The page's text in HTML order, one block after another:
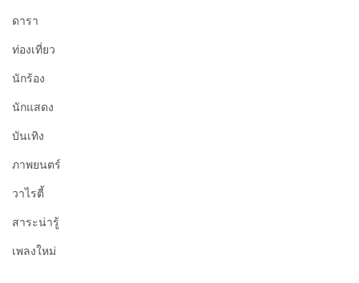
ดารา
ท่องเที่ยว
นักร้อง
นักแสดง
บันเทิง
ภาพยนตร์
วาไรตี้
สาระน่ารู้
เพลงใหม่